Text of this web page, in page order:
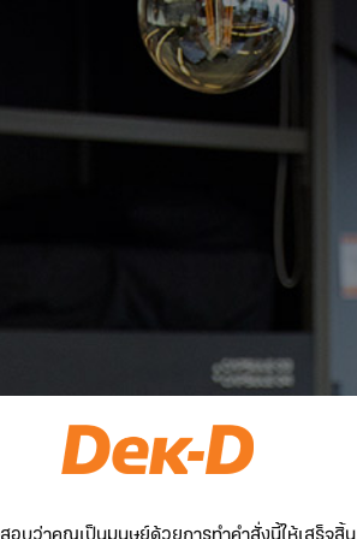
อบว่าคุณเป็นมนุษย์ด้วยการทำคำสั่งนี้ให้เสร็จสิ้น